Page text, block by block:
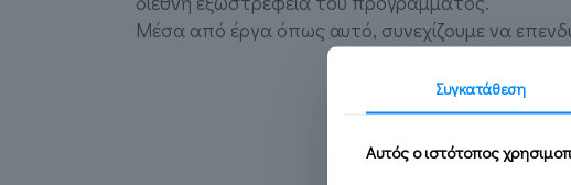
Μέσα από έργα όπως αυτό, συνεχίζουμε να
Συγκατάθεση
Αυτός ο ιστότοπος